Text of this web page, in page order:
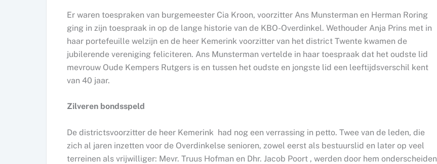
Er waren toespraken van burgemeester Cia Kroon, voorzitter Ans Munsterman en Herman Roring
ging in zijn toespraak in op de lange historie van de KBO-Overdinkel. Wethouder Anja Prins met in
haar portefeuille welzijn en de heer Kemerink voorzitter van het district Twente kwamen de
jubilerende vereniging feliciteren. Ans Munsterman vertelde in haar toespraak dat het oudste lid
mevrouw Oude Kempers Rutgers is en tussen het oudste en jongste lid een leeftijdsverschil kent
van 40 jaar.
Zilveren bondsspeld
De districtsvoorzitter de heer Kemerink had nog een verrassing in petto. Twee van de leden, die
zich al jaren inzetten voor de Overdinkelse senioren, zowel eerst als bestuurslid en later op veel
terreinen als vrijwilliger: Mevr. Truus Hofman en Dhr. Jacob Poort , werden door hem onderscheiden